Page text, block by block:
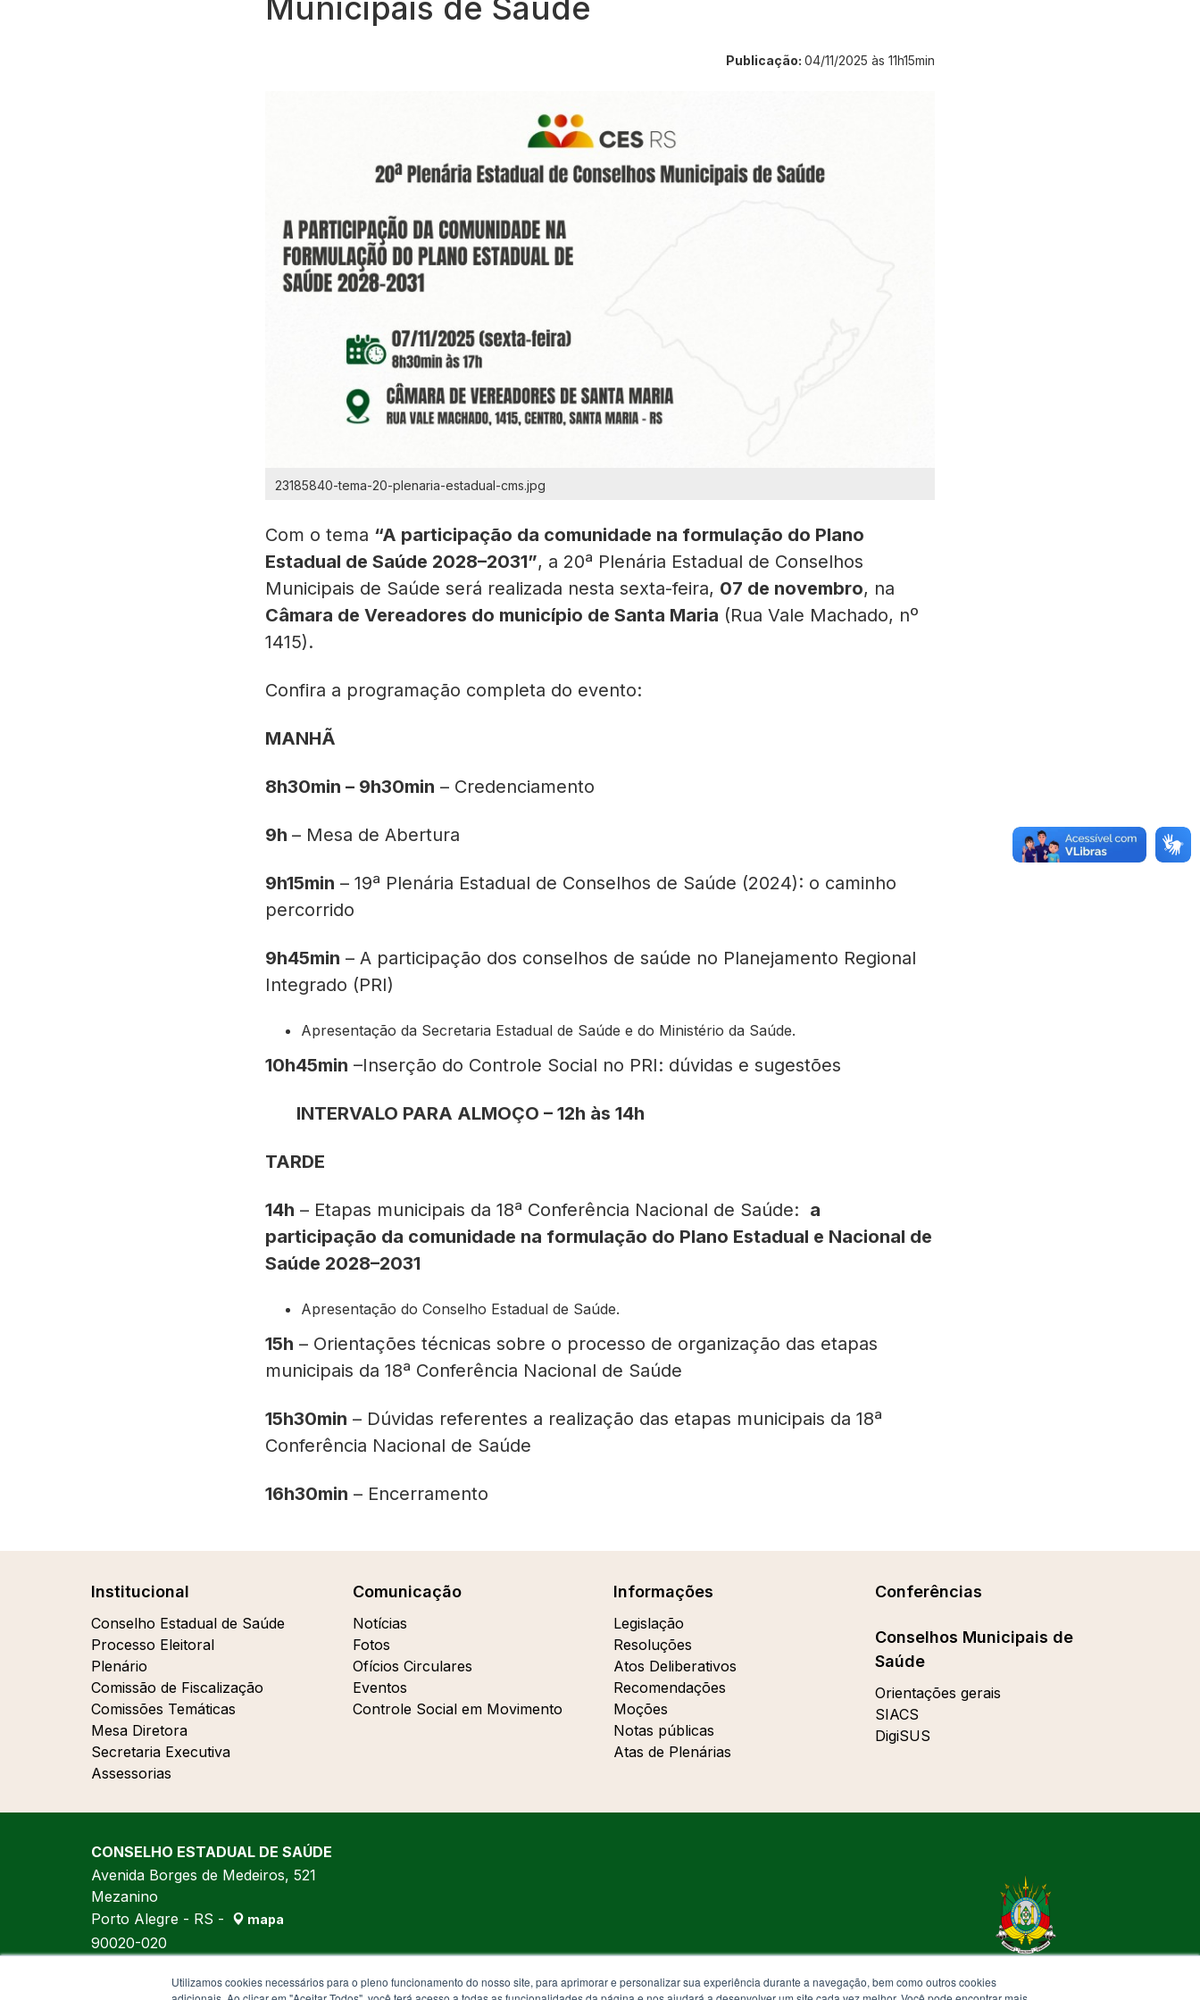
Municipais de Saúde
Publicação: 04/11/2025 às 11h15min
23185840-tema-20-plenaria-estadual-cms.jpg
Com o tema “A participação da comunidade na formulação do Plano
Estadual de Saúde 2028–2031”, a 20ª Plenária Estadual de Conselhos
Municipais de Saúde será realizada nesta sexta-feira, 07 de novembro, na
Câmara de Vereadores do município de Santa Maria (Rua Vale Machado, nº
1415).
Confira a programação completa do evento:
MANHÃ
8h30min – 9h30min – Credenciamento
9h – Mesa de Abertura
9h15min – 19ª Plenária Estadual de Conselhos de Saúde (2024): o caminho
percorrido
9h45min – A participação dos conselhos de saúde no Planejamento Regional
Integrado (PRI)
Apresentação da Secretaria Estadual de Saúde e do Ministério da Saúde.
10h45min –Inserção do Controle Social no PRI: dúvidas e sugestões
INTERVALO PARA ALMOÇO – 12h às 14h
TARDE
14h – Etapas municipais da 18ª Conferência Nacional de Saúde: a
participação da comunidade na formulação do Plano Estadual e Nacional de
Saúde 2028–2031
Apresentação do Conselho Estadual de Saúde.
15h – Orientações técnicas sobre o processo de organização das etapas
municipais da 18ª Conferência Nacional de Saúde
15h30min – Dúvidas referentes a realização das etapas municipais da 18ª
Conferência Nacional de Saúde
16h30min – Encerramento
Institucional
Conselho Estadual de Saúde
Processo Eleitoral
Plenário
Comissão de Fiscalização
Comissões Temáticas
Mesa Diretora
Secretaria Executiva
Assessorias
Comunicação
Notícias
Fotos
Ofícios Circulares
Eventos
Controle Social em Movimento
Informações
Legislação
Resoluções
Atos Deliberativos
Recomendações
Moções
Notas públicas
Atas de Plenárias
Conferências
Conselhos Municipais de
Saúde
Orientações gerais
SIACS
DigiSUS
CONSELHO ESTADUAL DE SAÚDE
Avenida Borges de Medeiros, 521
Mezanino
Porto Alegre - RS -
mapa
90020-020
(51) 3288-7971
Utilizamos cookies necessários para o pleno funcionamento do nosso site, para aprimorar e personalizar sua experiência durante a navegação, bem como outros cookies